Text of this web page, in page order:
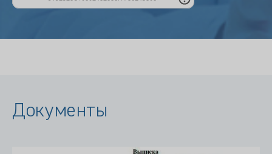
Документы